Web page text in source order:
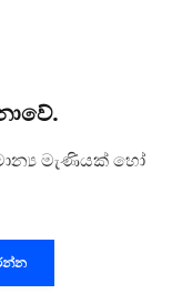
මැණියක් හෝ